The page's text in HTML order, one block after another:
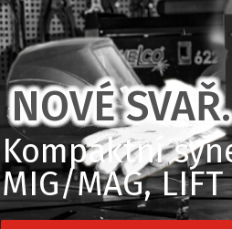
NOVÉ
Kompaktní
MIG/MAG,